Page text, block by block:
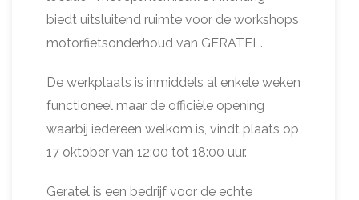
biedt uitsluitend ruimte voor de workshops
motorfietsonderhoud van GERATEL.
De werkplaats is inmiddels al enkele weken
functioneel maar de officiële opening
waarbij iedereen welkom is, vindt plaats op
17 oktober van 12:00 tot 18:00 uur.
Geratel is een bedrijf voor de echte